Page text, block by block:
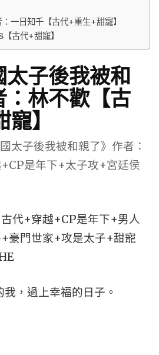
一日知千【古代+重生+甜寵】
古代+甜寵】
太子後我被和
：林不歡【古
】
太子後我被和親了》作者：
是年下+太子攻+宮廷侯
代+穿越+CP是年下+男人
豪門世家+攻是太子+甜寵
，過上幸福的日子。